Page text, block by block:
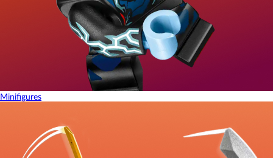
Minifigures